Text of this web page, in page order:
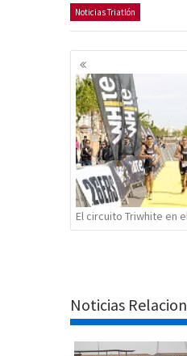
Noticias Triatlón
Navegación
de
entradas
El circuito Triwhite en
Noticias